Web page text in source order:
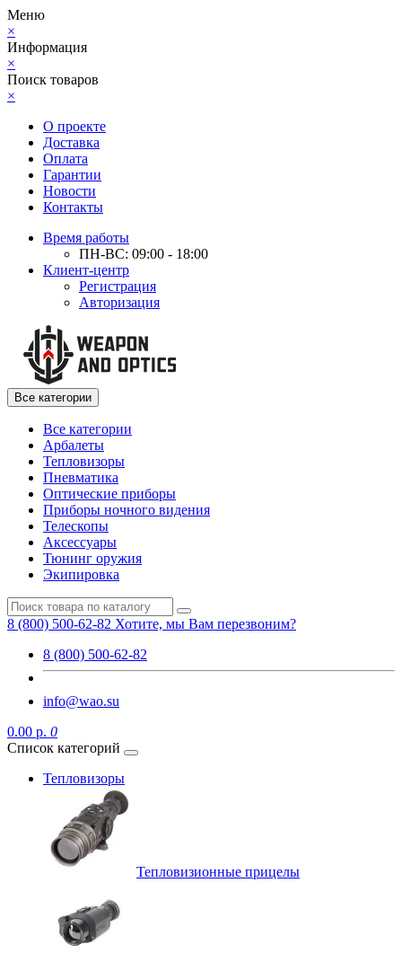
Меню
×
Информация
×
Поиск товаров
×
О проекте
Доставка
Оплата
Гарантии
Новости
Контакты
Время работы
ПН-ВС: 09:00 - 18:00
Клиент-центр
Регистрация
Авторизация
Все категории
Все категории
Арбалеты
Тепловизоры
Пневматика
Оптические приборы
Приборы ночного видения
Телескопы
Аксессуары
Тюнинг оружия
Экипировка
8 (800) 500-62-82 Хотите, мы Вам перезвоним?
8 (800) 500-62-82
info@wao.su
0.00 р. 0
Список категорий
Тепловизоры
Тепловизионные прицелы